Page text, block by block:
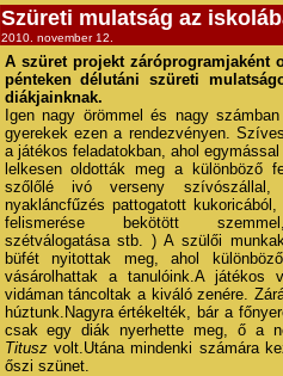
Szüreti mulatság az
2010. november 12.
A szüret projekt záróprogramjaként
pénteken délutáni szüreti
diákjainknak.
Igen nagy örömmel és nagy
gyerekek ezen a rendezvényen.
a játékos feladatokban, ahol
lelkesen oldották meg a különböző
szőlőlé ivó verseny szívószállal,
nyakláncfűzés pattogatott
felismerése bekötött
szétválogatása stb. ) A szülői
büfét nyitottak meg, ahol
vásárolhattak a tanulóink.A játékos
vidáman táncoltak a kiváló zenére.
húztunk.Nagyra értékelték, bár a
csak egy diák nyerhette meg, ő a
Titusz volt.Utána mindenki számára
őszi szünet.